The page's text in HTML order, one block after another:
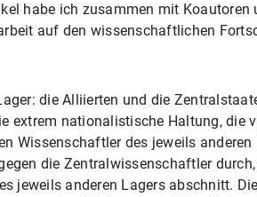
habe ich zusammen mit Koautoren
auf den wissenschaftlichen
die Alliierten und die
nationalistische Haltung, die
Wissenschaftler des jeweils
die Zentralwissenschaftler
jeweils anderen Lagers abschnitt.